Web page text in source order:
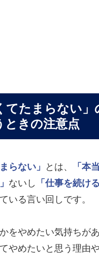
てたまらない
ときの注意点
らない」 とは、
「本
ないし 「仕事を続け
いる言い回しです。
をやめたい気持ちが
やめたいと思う理由